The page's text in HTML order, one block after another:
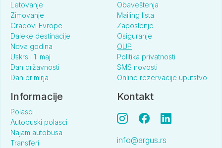
Letovanje
Zimovanje
Gradovi Evrope
Daleke destinacije
Nova godina
Uskrs i 1. maj
Dan državnosti
Dan primirja
Obaveštenja
Mailing lista
Zaposlenje
Osiguranje
OUP
Politika privatnosti
SMS novosti
Online rezervacije uputstvo
Informacije
Polasci
Autobuski polasci
Najam autobusa
Transferi
Kontakt
info@argus.rs